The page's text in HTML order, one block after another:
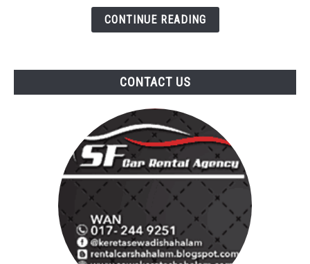
CONTINUE READING
CONTACT US